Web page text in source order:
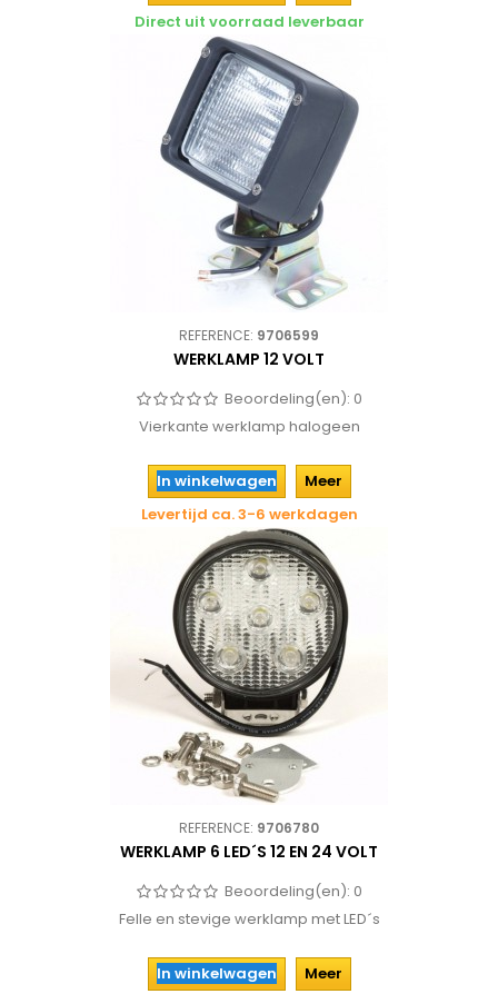
Direct uit voorraad leverbaar
REFERENCE: 9706599
WERKLAMP 12 VOLT
Beoordeling(en): 0
Vierkante werklamp halogeen
In winkelwagen
Meer
Levertijd ca. 3-6 werkdagen
REFERENCE: 9706780
WERKLAMP 6 LED´S 12 EN 24 VOLT
Beoordeling(en): 0
Felle en stevige werklamp met LED´s
In winkelwagen
Meer